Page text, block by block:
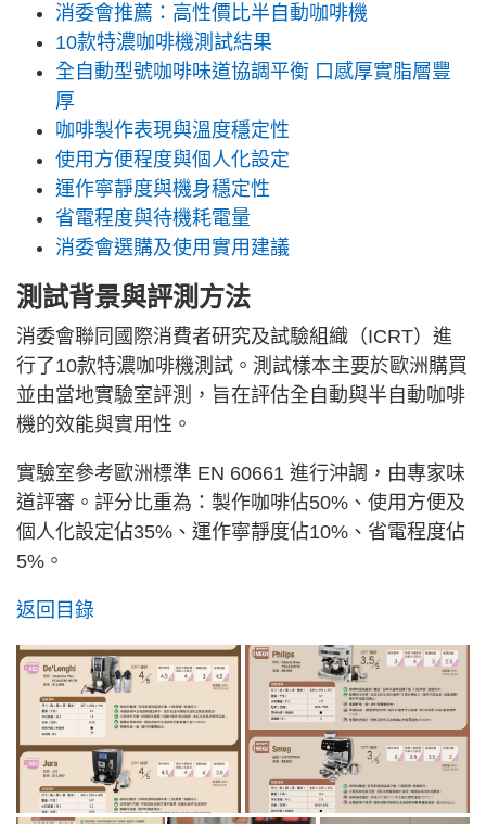
消委會推薦：高性價比半自動咖啡機
10款特濃咖啡機測試結果
全自動型號咖啡味道協調平衡 口感厚實脂層豐
厚
咖啡製作表現與溫度穩定性
使用方便程度與個人化設定
運作寧靜度與機身穩定性
省電程度與待機耗電量
消委會選購及使用實用建議
測試背景與評測方法
消委會聯同國際消費者研究及試驗組織（ICRT）進
行了10款特濃咖啡機測試。測試樣本主要於歐洲購買
並由當地實驗室評測，旨在評估全自動與半自動咖啡
機的效能與實用性。
實驗室參考歐洲標準 EN 60661 進行沖調，由專家味
道評審。評分比重為：製作咖啡佔50%、使用方便及
個人化設定佔35%、運作寧靜度佔10%、省電程度佔
5%。
返回目錄